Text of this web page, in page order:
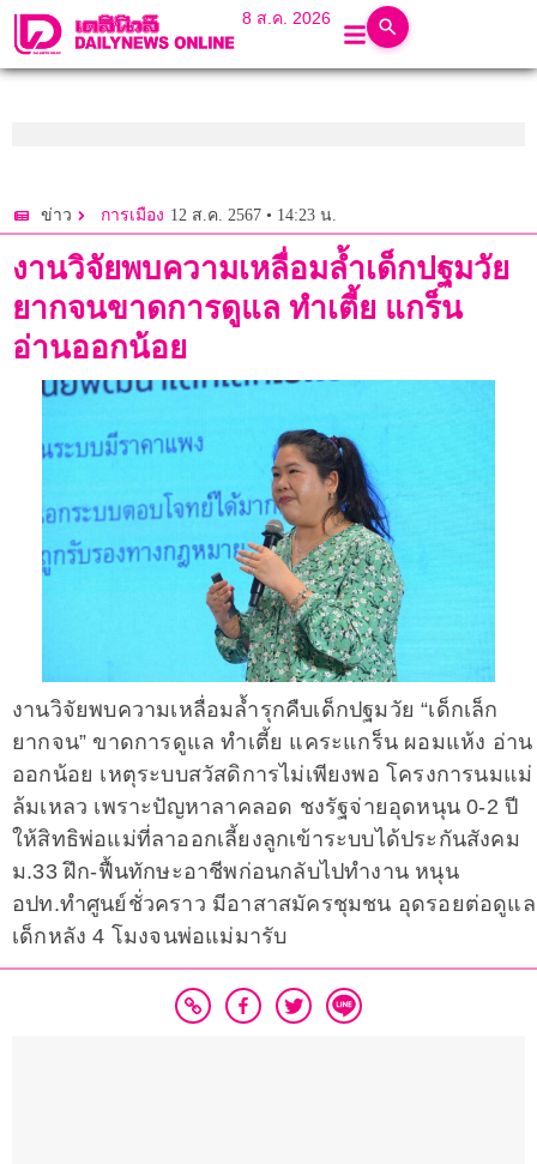
8 ส.ค. 2026
ข่าว การเมือง 12 ส.ค. 2567 • 14:23 น.
งานวิจัยพบความเหลื่อมล้ำเด็กปฐมวัย
ยากจนขาดการดูแล ทำเตี้ย แกร็น
อ่านออกน้อย
งานวิจัยพบความเหลื่อมล้ำรุกคืบเด็กปฐมวัย “เด็กเล็ก
ยากจน” ขาดการดูแล ทำเตี้ย แคระแกร็น ผอมแห้ง อ่าน
ออกน้อย เหตุระบบสวัสดิการไม่เพียงพอ โครงการนมแม่
ล้มเหลว เพราะปัญหาลาคลอด ชงรัฐจ่ายอุดหนุน 0-2 ปี
ให้สิทธิพ่อแม่ที่ลาออกเลี้ยงลูกเข้าระบบได้ประกันสังคม
ม.33 ฝึก-ฟื้นทักษะอาชีพก่อนกลับไปทำงาน หนุน
อปท.ทำศูนย์ชั่วคราว มีอาสาสมัครชุมชน อุดรอยต่อดูแล
เด็กหลัง 4 โมงจนพ่อแม่มารับ